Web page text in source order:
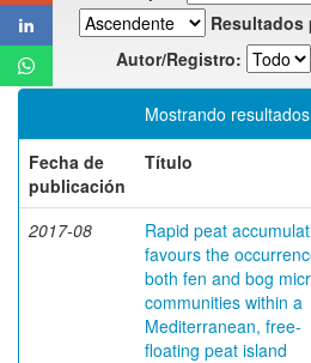
Resultados
Autor/Registro:
Mostrando
Fecha de
publicación
Título
2017-08
Rapid peat
favours the
both fen and bog
communities within a
Mediterranean, free-
floating peat island